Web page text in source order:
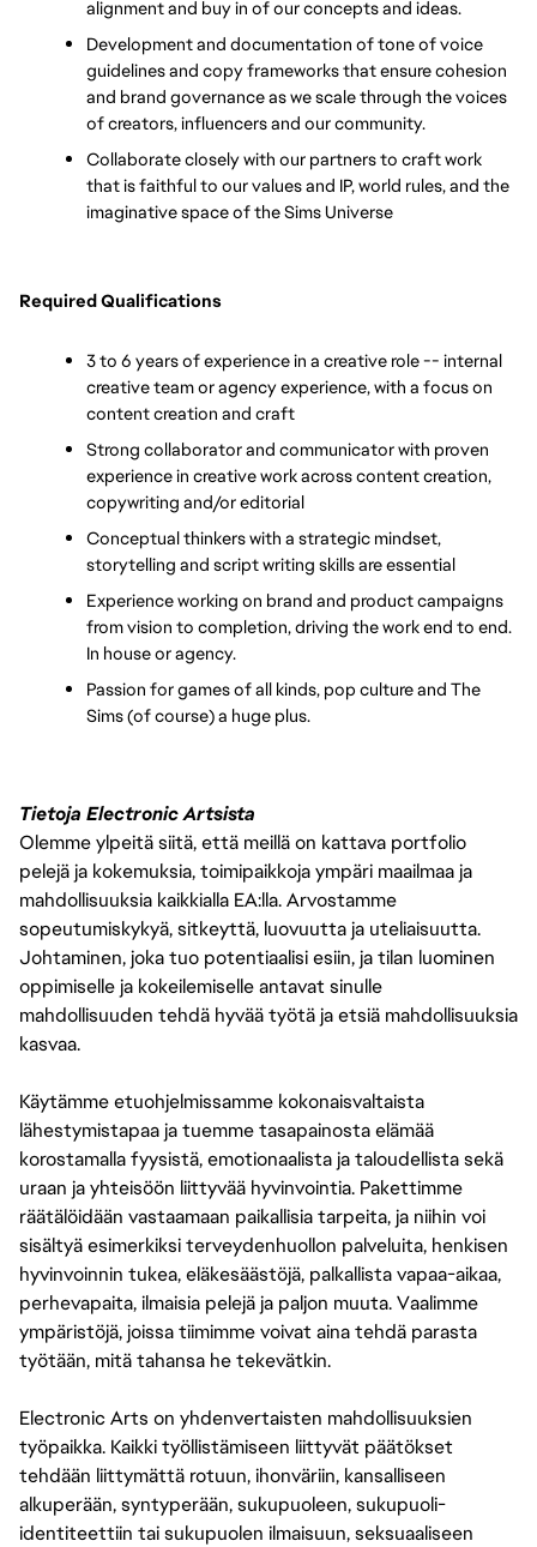
alignment and buy in of our concepts and ideas.
Development and documentation of tone of voice
guidelines and copy frameworks that ensure cohesion
and brand governance as we scale through the voices
of creators, influencers and our community.
Collaborate closely with our partners to craft work
that is faithful to our values and IP, world rules, and the
imaginative space of the Sims Universe
Required Qualifications
3 to 6 years of experience in a creative role -- internal
creative team or agency experience, with a focus on
content creation and craft
Strong collaborator and communicator with proven
experience in creative work across content creation,
copywriting and/or editorial
Conceptual thinkers with a strategic mindset,
storytelling and script writing skills are essential
Experience working on brand and product campaigns
from vision to completion, driving the work end to end.
In house or agency.
Passion for games of all kinds, pop culture and The
Sims (of course) a huge plus.
Tietoja Electronic Artsista
Olemme ylpeitä siitä, että meillä on kattava portfolio
pelejä ja kokemuksia, toimipaikkoja ympäri maailmaa ja
mahdollisuuksia kaikkialla EA:lla. Arvostamme
sopeutumiskykyä, sitkeyttä, luovuutta ja uteliaisuutta.
Johtaminen, joka tuo potentiaalisi esiin, ja tilan luominen
oppimiselle ja kokeilemiselle antavat sinulle
mahdollisuuden tehdä hyvää työtä ja etsiä mahdollisuuksia
kasvaa.
Käytämme etuohjelmissamme kokonaisvaltaista
lähestymistapaa ja tuemme tasapainosta elämää
korostamalla fyysistä, emotionaalista ja taloudellista sekä
uraan ja yhteisöön liittyvää hyvinvointia. Pakettimme
räätälöidään vastaamaan paikallisia tarpeita, ja niihin voi
sisältyä esimerkiksi terveydenhuollon palveluita, henkisen
hyvinvoinnin tukea, eläkesäästöjä, palkallista vapaa-aikaa,
perhevapaita, ilmaisia pelejä ja paljon muuta. Vaalimme
ympäristöjä, joissa tiimimme voivat aina tehdä parasta
työtään, mitä tahansa he tekevätkin.
Electronic Arts on yhdenvertaisten mahdollisuuksien
työpaikka. Kaikki työllistämiseen liittyvät päätökset
tehdään liittymättä rotuun, ihonväriin, kansalliseen
alkuperään, syntyperään, sukupuoleen, sukupuoli-
identiteettiin tai sukupuolen ilmaisuun, seksuaaliseen